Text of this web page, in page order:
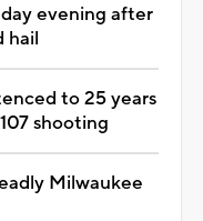
evening after
hail
to 25 years
shooting
Milwaukee